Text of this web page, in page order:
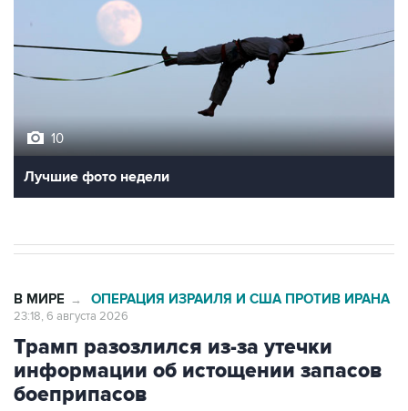
10
Лучшие фото недели
В МИРЕ → ОПЕРАЦИЯ ИЗРАИЛЯ И США ПРОТИВ ИРАНА
23:18, 6 августа 2026
Трамп разозлился из-за утечки
информации об истощении запасов
боеприпасов